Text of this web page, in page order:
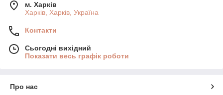
м. Харків
Харків, Харків, Україна
Контакти
Сьогодні вихідний
Показати весь графік роботи
Про нас